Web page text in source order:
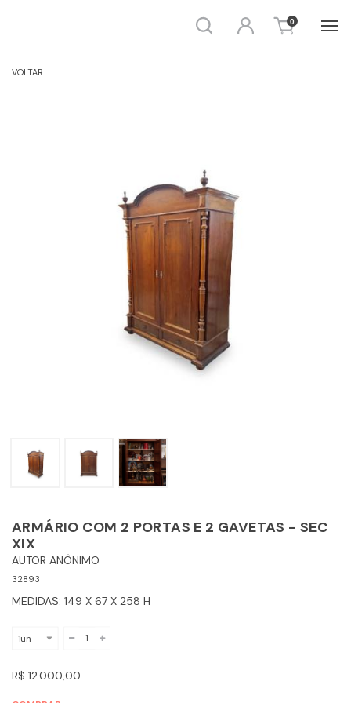
Busca Entrar 0
VOLTAR
ARMÁRIO COM 2 PORTAS E 2 GAVETAS - SEC
XIX
AUTOR ANÔNIMO
32893
MEDIDAS: 149 X 67 X 258 H
R$ 12.000,00